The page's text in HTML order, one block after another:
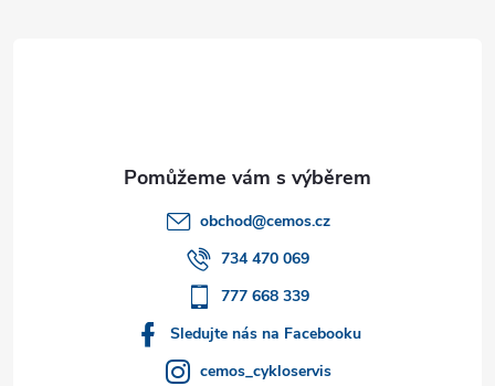
obchod@cemos.cz
734 470 069
777 668 339
Sledujte nás na Facebooku
cemos_cykloservis